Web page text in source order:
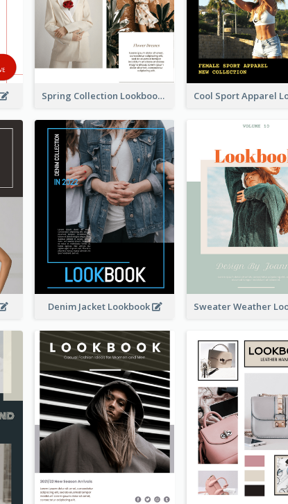
Spring Collection Lookbook
Denim Jacket Lookbook